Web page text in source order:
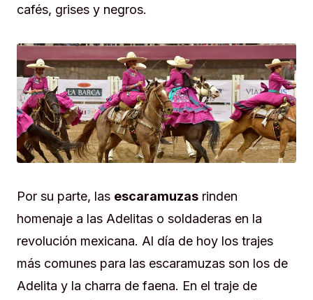
cafés, grises y negros.
Por su parte, las escaramuzas rinden
homenaje a las Adelitas o soldaderas en la
revolución mexicana. Al día de hoy los trajes
más comunes para las escaramuzas son los de
Adelita y la charra de faena. En el traje de